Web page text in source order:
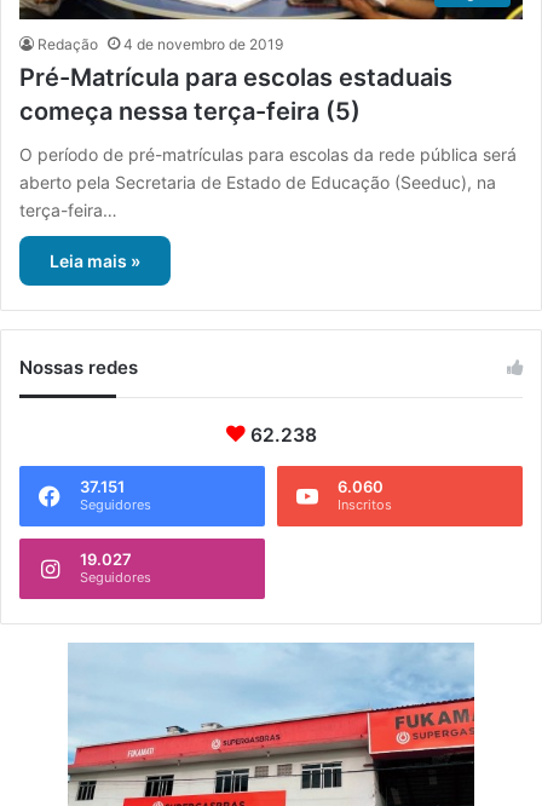
Redação 4 de novembro de 2019
Pré-Matrícula para escolas estaduais
começa nessa terça-feira (5)
O período de pré-matrículas para escolas da rede pública será
aberto pela Secretaria de Estado de Educação (Seeduc), na
terça-feira…
Leia mais »
Nossas redes
62.238
37.151
Seguidores
6.060
Inscritos
19.027
Seguidores